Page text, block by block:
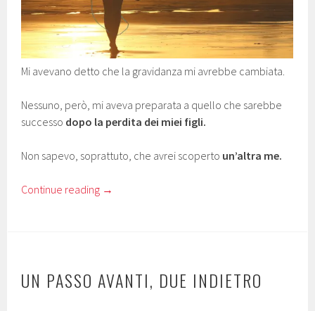
Mi avevano detto che la gravidanza mi avrebbe cambiata.
Nessuno, però, mi aveva preparata a quello che sarebbe
successo dopo la perdita dei miei figli.
Non sapevo, soprattuto, che avrei scoperto un’altra me.
Continue reading →
UN PASSO AVANTI, DUE INDIETRO